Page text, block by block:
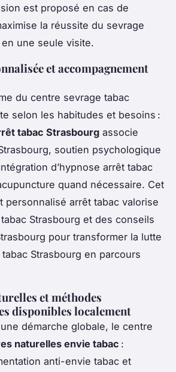
est proposé en cas de
la réussite du sevrage
une seule visite.
et accompagnement
du centre sevrage tabac
selon les habitudes et besoins :
tabac Strasbourg associe
soutien psychologique
d’hypnose arrêt tabac
quand nécessaire. Cet
personnalisé arrêt tabac valorise
Strasbourg et des conseils
pour transformer la lutte
Strasbourg en parcours
et méthodes
disponibles localement
démarche globale, le centre
naturelles envie tabac :
anti-envie tabac et